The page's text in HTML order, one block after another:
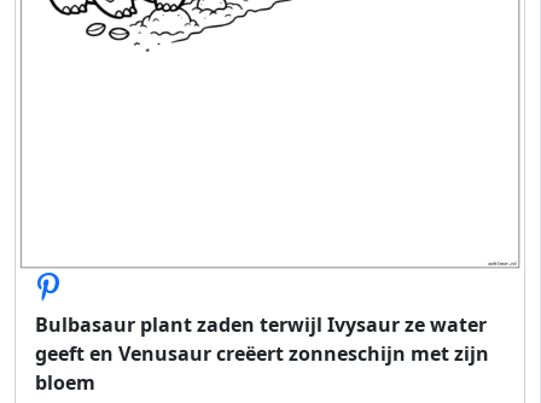
Bulbasaur plant zaden terwijl Ivysaur ze water
geeft en Venusaur creëert zonneschijn met zijn
bloem